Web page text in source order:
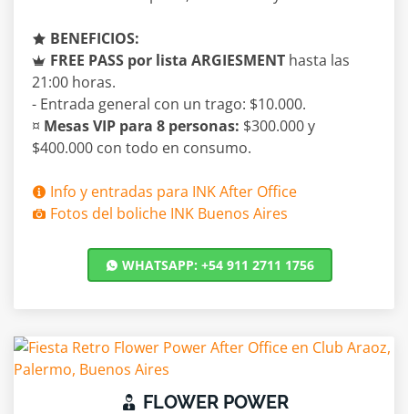
BENEFICIOS:
FREE PASS por lista ARGIESMENT hasta las
21:00 horas.
- Entrada general con un trago: $10.000.
¤ Mesas VIP para 8 personas: $300.000 y
$400.000 con todo en consumo.
Info y entradas para INK After Office
Fotos del boliche INK Buenos Aires
WHATSAPP: +54 911 2711 1756
FLOWER POWER